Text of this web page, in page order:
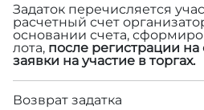
Задаток перечисляется
расчетный счет
основании счета,
лота, после регистрации на
заявки на участие в торгах.
Возврат задатка